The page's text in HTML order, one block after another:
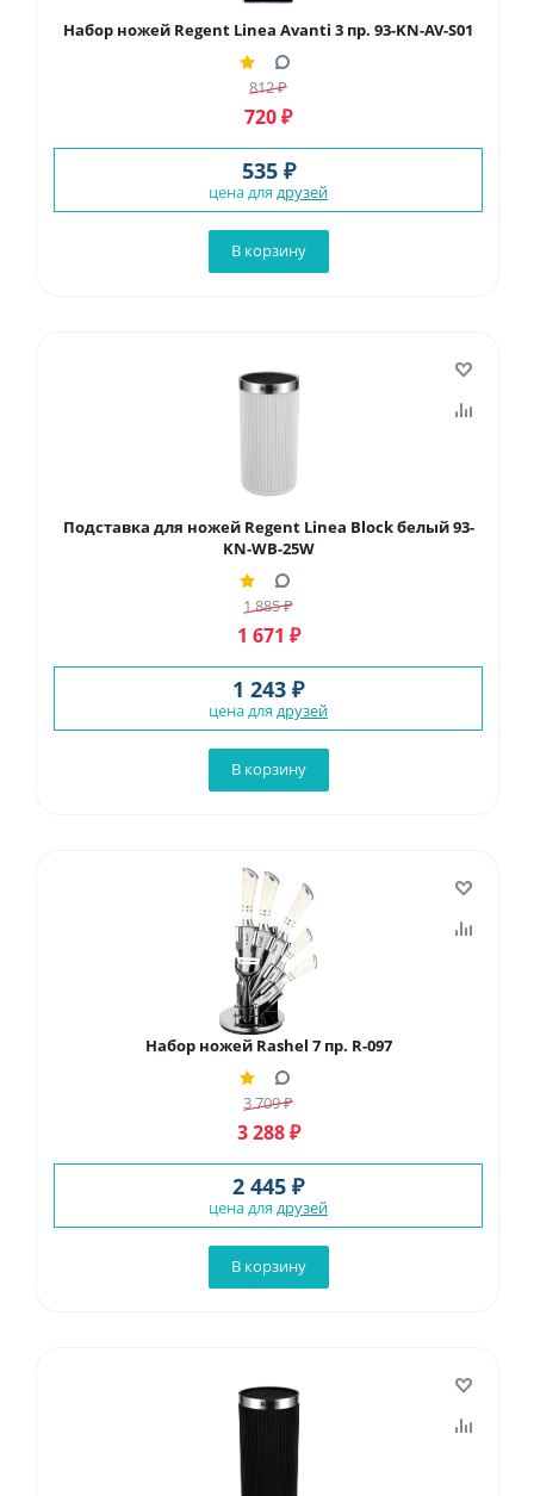
Набор ножей Regent Linea Avanti 3 пр. 93-KN-AV-S01
812₽
720₽
535 ₽
цена для друзей
В корзину
Подставка для ножей Regent Linea Block белый 93-
KN-WB-25W
1 885₽
1 671 ₽
1 243 ₽
цена для друзей
В корзину
Набор ножей Rashel 7 пр. R-097
3 709₽
3 288₽
2 445 ₽
цена для друзей
В корзину